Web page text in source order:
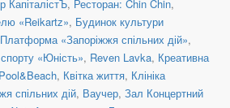
КапіталістЪ, Ресторан: Chin Chin,
«Reikartz», Будинок культури
Платформа «Запоріжжя спільних дій»,
«Юність», Reven Lavka, Креативна
Pool&Beach, Квітка життя, Клініка
спільних дій, Ваучер, Зал Концертний